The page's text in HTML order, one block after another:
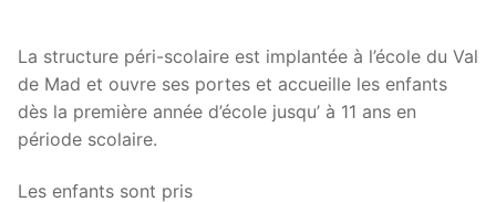
La structure péri-scolaire est implantée à l’école du Val
de Mad et ouvre ses portes et accueille les enfants
dès la première année d’école jusqu’ à 11 ans en
période scolaire.
Les enfants sont pris